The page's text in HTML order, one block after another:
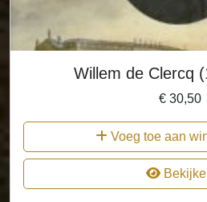
Willem de Clercq
€30,50
Voeg toe aan